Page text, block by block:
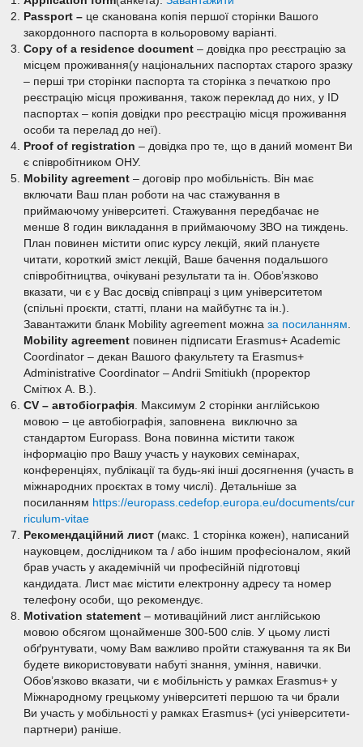
Passport– це сканована копія першої сторінки Вашого
закордонного паспорта в кольоровому варіанті.
Copy of a residence document– довідка про реєстрацію за
місцем проживання(у національних паспортах старого зразку
– перші три сторінки паспорта та сторінка з печаткою про
реєстрацію місця проживання, також переклад до них, у ID
паспортах – копія довідки про реєстрацію місця проживання
особи та перелад до неї).
Proof of registration – довідка про те, що в даний момент Ви
є співробітником ОНУ.
Mobility agreement – договір про мобільність. Він має
включати Ваш план роботи на час стажування в
приймаючому університеті. Стажування передбачає не
менше 8 годин викладання в приймаючому ЗВО на тиждень.
План повинен містити опис курсу лекцій, який плануєте
читати, короткий зміст лекцій, Ваше бачення подальшого
співробітництва, очікувані результати та ін. Обов’язково
вказати, чи є у Вас досвід співпраці з цим університетом
(спільні проєкти, статті, плани на майбутнє та ін.).
Завантажити бланк Mobility agreement можна за посиланням.
Mobility agreement повинен підписати Erasmus+ Academic
Coordinator – декан Вашого факультету та Erasmus+
Administrative Coordinator – Andrii Smitiukh (проректор
Смітюх А. В.).
CV – автобіографія. Максимум 2 сторінки англійською
мовою – це автобіографія, заповнена виключно за
стандартом Europass. Вона повинна містити також
інформацію про Вашу участь у наукових семінарах,
конференціях, публікації та будь-які інші досягнення (участь в
міжнародних проєктах в тому числі). Детальніше за
посиланням https://europass.cedefop.europa.eu/documents/cur
riculum-vitae
Рекомендаційний лист (макс. 1 сторінка кожен), написаний
науковцем, дослідником та / або іншим професіоналом, який
брав участь у академічній чи професійній підготовці
кандидата. Лист має містити електронну адресу та номер
телефону особи, що рекомендує.
Motivation statement– мотиваційний лист англійською
мовою обсягом щонайменше 300-500 слів. У цьому листі
обґрунтувати, чому Вам важливо пройти стажування та як Ви
будете використовувати набуті знання, уміння, навички.
Обов’язково вказати, чи є мобільність у рамках Erasmus+ у
Міжнародному грецькому університеті першою та чи брали
Ви участь у мобільності у рамках Erasmus+ (усі університети-
партнери) раніше.